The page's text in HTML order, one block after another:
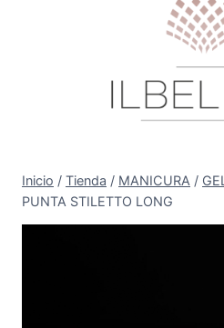
Inicio / Tienda / MANICURA / GEL
PUNTA STILETTO LONG